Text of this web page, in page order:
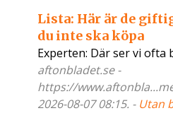
Lista: Här är de
du inte ska köpa
Experten: Där ser vi
aftonbladet.se -
https://
2026-08-07 08:15. - Utan